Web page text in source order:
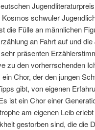
schwuler
die Fülle an männlichen
an Fahrt auf und
präsenten
zu den vorherrschenden
Chor, der den jungen
gibt, von eigenen
ist ein Chor einer
am eigenen Leib
gestorben sind, die die